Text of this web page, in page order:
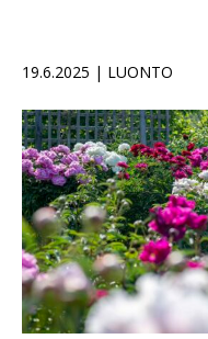
19.6.2025 | LUONTO